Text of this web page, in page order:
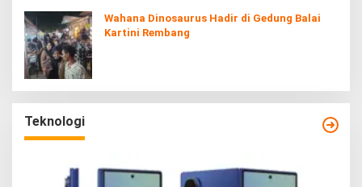
Wahana Dinosaurus Hadir di Gedung Balai
Kartini Rembang
Teknologi